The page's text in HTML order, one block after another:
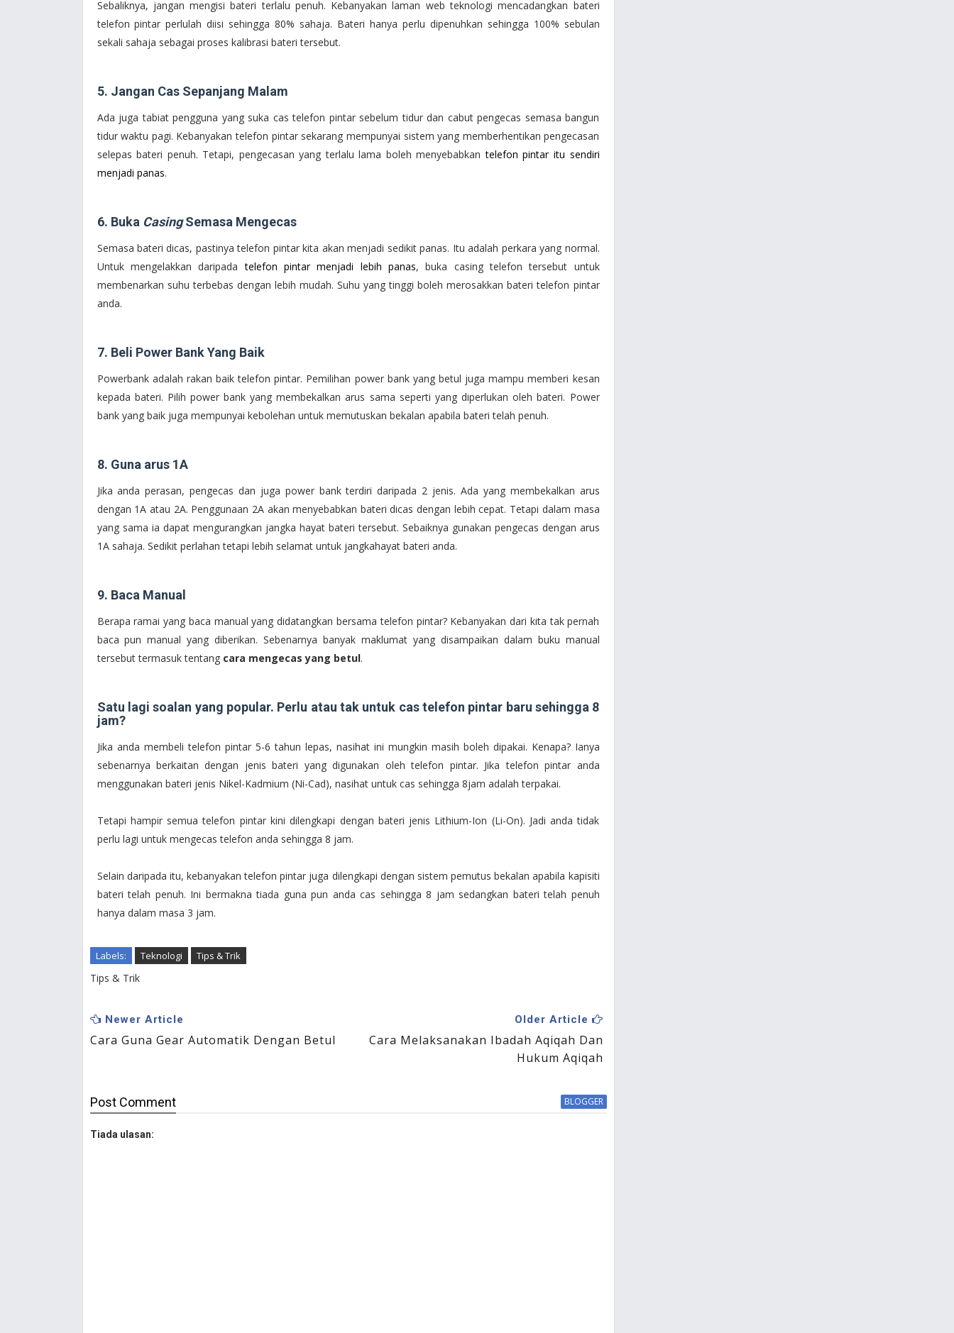
Sebaliknya, jangan mengisi bateri terlalu penuh. Kebanyakan laman web teknologi mencadangkan bateri
telefon pintar perlulah diisi sehingga 80% sahaja. Bateri hanya perlu dipenuhkan sehingga 100% sebulan
sekali sahaja sebagai proses kalibrasi bateri tersebut.
5. Jangan Cas Sepanjang Malam
Ada juga tabiat pengguna yang suka cas telefon pintar sebelum tidur dan cabut pengecas semasa bangun
tidur waktu pagi. Kebanyakan telefon pintar sekarang mempunyai sistem yang memberhentikan pengecasan
selepas bateri penuh. Tetapi, pengecasan yang terlalu lama boleh menyebabkantelefon pintar itu sendiri
menjadi panas.
6. Buka CasingSemasa Mengecas
Semasa bateri dicas, pastinya telefon pintar kita akan menjadi sedikit panas. Itu adalah perkara yang normal.
Untuk mengelakkan daripadatelefon pintar menjadi lebih panas, buka casing telefon tersebut untuk
membenarkan suhu terbebas dengan lebih mudah. Suhu yang tinggi boleh merosakkan bateri telefon pintar
anda.
7. Beli Power Bank Yang Baik
Powerbank adalah rakan baik telefon pintar. Pemilihan power bank yang betul juga mampu memberi kesan
kepada bateri. Pilih power bank yang membekalkan arus sama seperti yang diperlukan oleh bateri. Power
bank yang baik juga mempunyai kebolehan untuk memutuskan bekalan apabila bateri telah penuh.
8. Guna arus 1A
Jika anda perasan, pengecas dan juga power bank terdiri daripada 2 jenis. Ada yang membekalkan arus
dengan 1A atau 2A. Penggunaan 2A akan menyebabkan bateri dicas dengan lebih cepat. Tetapi dalam masa
yang sama ia dapat mengurangkan jangka hayat bateri tersebut. Sebaiknya gunakan pengecas dengan arus
1A sahaja. Sedikit perlahan tetapi lebih selamat untuk jangkahayat bateri anda.
9. Baca Manual
Berapa ramai yang baca manual yang didatangkan bersama telefon pintar? Kebanyakan dari kita tak pernah
baca pun manual yang diberikan. Sebenarnya banyak maklumat yang disampaikan dalam buku manual
tersebut termasuk tentang cara mengecas yang betul.
Satu lagi soalan yang popular. Perlu atau tak untuk cas telefon pintar baru sehingga 8
jam?
Jika anda membeli telefon pintar 5-6 tahun lepas, nasihat ini mungkin masih boleh dipakai. Kenapa? Ianya
sebenarnya berkaitan dengan jenis bateri yang digunakan oleh telefon pintar. Jika telefon pintar anda
menggunakan bateri jenis Nikel-Kadmium (Ni-Cad), nasihat untuk cas sehingga 8jam adalah terpakai.
Tetapi hampir semua telefon pintar kini dilengkapi dengan bateri jenis Lithium-Ion (Li-On). Jadi anda tidak
perlu lagi untuk mengecas telefon anda sehingga 8 jam.
Selain daripada itu, kebanyakan telefon pintar juga dilengkapi dengan sistem pemutus bekalan apabila kapisiti
bateri telah penuh. Ini bermakna tiada guna pun anda cas sehingga 8 jam sedangkan bateri telah penuh
hanya dalam masa 3 jam.
Labels: Teknologi Tips & Trik
Tips & Trik
Newer Article
Cara Guna Gear Automatik Dengan Betul
Older Article
Cara Melaksanakan Ibadah Aqiqah Dan
Hukum Aqiqah
Post Comment BLOGGER
Tiada ulasan: